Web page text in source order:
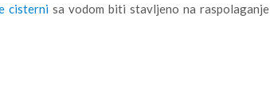
cisterni sa vodom biti stavljeno na raspolaganje